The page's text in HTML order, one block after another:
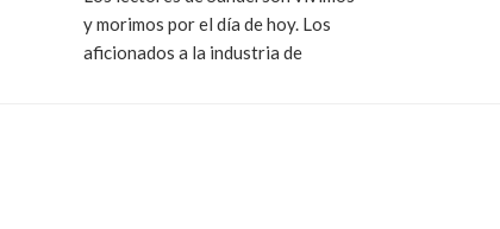
y morimos por el día de hoy. Los
aficionados a la industria de